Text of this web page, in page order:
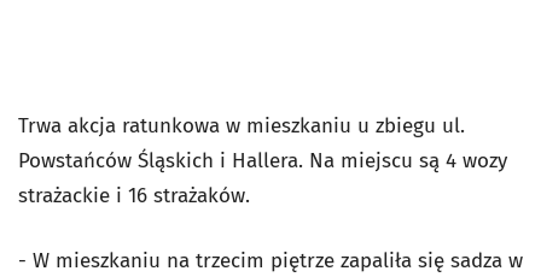
Trwa akcja ratunkowa w mieszkaniu u zbiegu ul.
Powstańców Śląskich i Hallera. Na miejscu są 4 wozy
strażackie i 16 strażaków.
- W mieszkaniu na trzecim piętrze zapaliła się sadza w